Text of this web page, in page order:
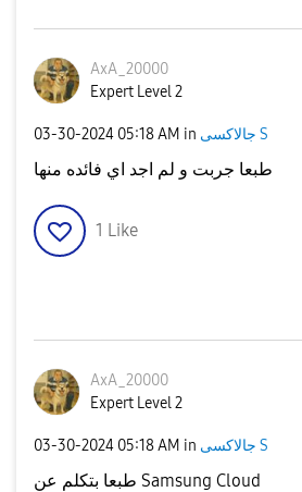
AxA_20000
Expert Level 2
‎03-30-2024 05:18 AM in جالاكسى S
طبعا جربت و لم اجد اي فائده منها
1 Like
AxA_20000
Expert Level 2
‎03-30-2024 05:18 AM in جالاكسى S
طبعا بتكلم عن Samsung Cloud